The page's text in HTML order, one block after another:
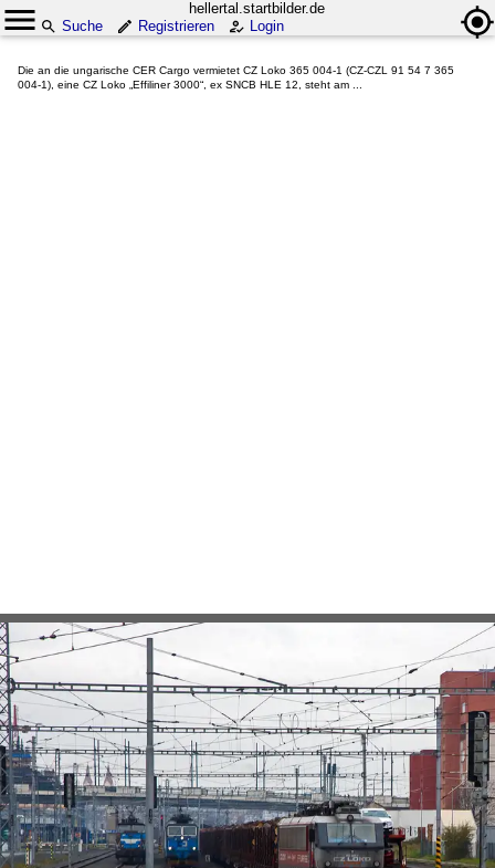
hellertal.startbilder.de
Suche
Registrieren Login
Die an die ungarische CER Cargo vermietet CZ Loko 365 004-1 (CZ-CZL 91 54 7 365
004-1), eine CZ Loko „Effiliner 3000“, ex SNCB HLE 12, steht am ...